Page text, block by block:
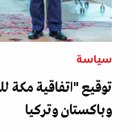
سياسة
توقيع "اتفاقية مكة
وباكستان وتركيا